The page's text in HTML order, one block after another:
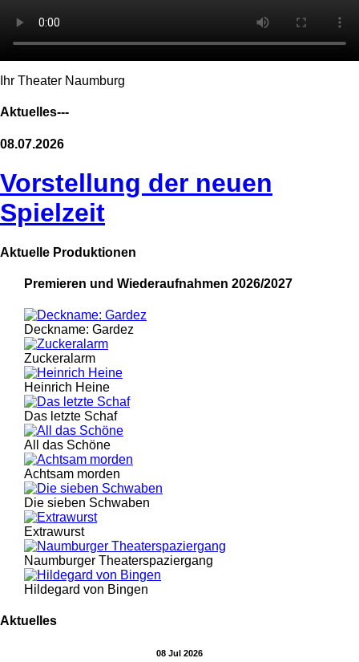
Ihr Theater Naumburg
Aktuelles---
08.07.2026
Vorstellung der neuen
Spielzeit
Aktuelle Produktionen
Premieren und Wiederaufnahmen 2026/2027
Deckname: Gardez
Zuckeralarm
Heinrich Heine
Das letzte Schaf
All das Schöne
Achtsam morden
Die sieben Schwaben
Extrawurst
Naumburger Theaterspaziergang
Hildegard von Bingen
Aktuelles
08 Jul 2026